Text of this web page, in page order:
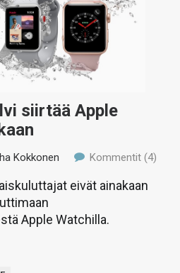
siirtää Apple
Kokkonen Kommentit (4)
eivät ainakaan
Apple Watchilla.